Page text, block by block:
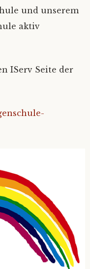
und unserem
aktiv
IServ Seite der